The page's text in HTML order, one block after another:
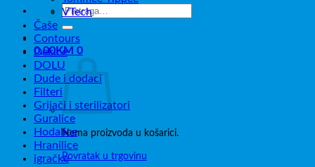
Pretraži:
0,00KM 0
Nema proizvoda u košarici.
Povratak u trgovinu
VTech
Čaše
Contours
Dekice
DOLU
Dude i dodaci
Filteri
Grijači i sterilizatori
Guralice
Hodalice
Hranilice
igračke